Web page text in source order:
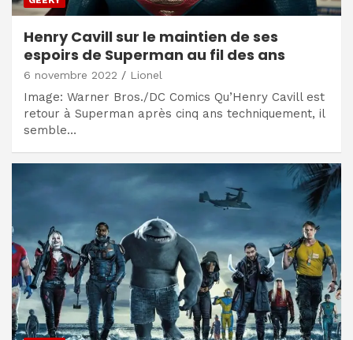
Henry Cavill sur le maintien de ses
espoirs de Superman au fil des ans
6 novembre 2022 Lionel
Image: Warner Bros./DC Comics Qu’Henry Cavill est
retour à Superman après cinq ans techniquement, il
semble…